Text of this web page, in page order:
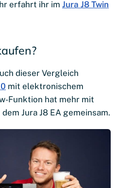
erfahrt ihr im Jura J8 Twin
dieser Vergleich
mit elektronischem
Funktion hat mehr mit
Jura J8 EA gemeinsam.